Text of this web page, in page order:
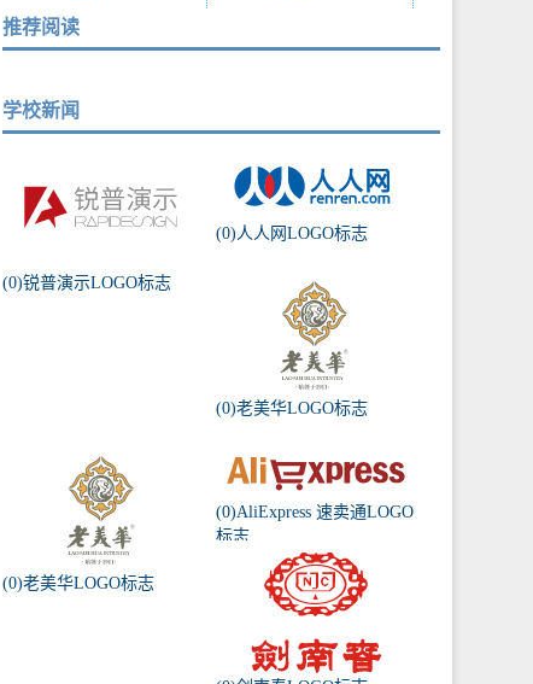
推荐阅读
学校新闻
(0)锐普演示LOGO标志
(0)人人网LOGO标志
(0)老美华LOGO标志
(0)老美华LOGO标志
(0)AliExpress 速卖通LOGO
标志